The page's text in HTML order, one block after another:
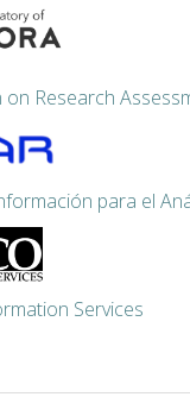
Research
para el
Services